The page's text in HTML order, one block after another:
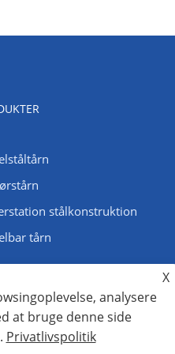
stålkonstruktion
tårn
Co., Ltd. - Vinkelståltårn,
X
analysere
at bruge denne side
Privatlivspolitik